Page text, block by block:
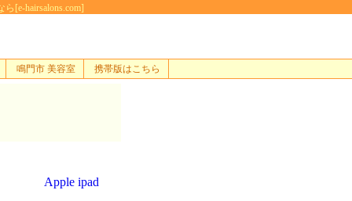
[e-hairsalons.com]
鳴門市 美容室 携帯版はこちら
Apple ipad